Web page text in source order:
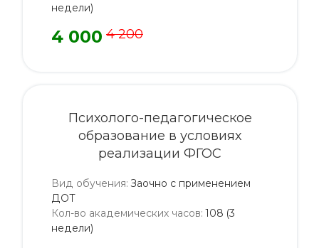
недели)
4 000 4 200
Психолого-педагогическое
образование в условиях
реализации ФГОС
Вид обучения: Заочно с применением
ДОТ
Кол-во академических часов: 108 (3
недели)